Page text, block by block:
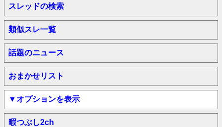
スレッドの検索
類似スレ一覧
話題のニュース
おまかせリスト
▼オプションを表示
暇つぶし2ch